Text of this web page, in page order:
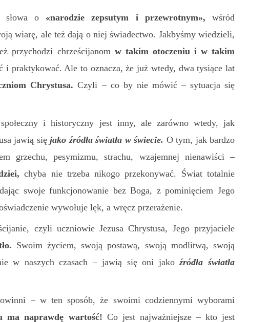
słowa o «narodzie zepsutym i przewrotnym», wśród
wiarę, ale też dają o niej świadectwo. Jakbyśmy wiedzieli,
przychodzi chrześcijanom w takim otoczeniu i w takim
i praktykować. Ale to oznacza, że już wtedy, dwa tysiące lat
Chrystusa.Czyli – co by nie mówić – sytuacja się
społeczny i historyczny jest inny, ale zarówno wtedy, jak
jawią sięjako źródła światła w świecie. O tym, jak bardzo
grzechu, pesymizmu, strachu, wzajemnej nienawiści –
chyba nie trzeba nikogo przekonywać. Świat totalnie
swoje funkcjonowanie bez Boga, z pominięciem Jego
wywołuje lęk, a wręcz przerażenie.
czyli uczniowie Jezusa Chrystusa, Jego przyjaciele
Swoim życiem, swoją postawą, swoją modlitwą, swoją
w naszych czasach – jawią się oni jakoźródła światła
– w ten sposób, że swoimi codziennymi wyborami
ma naprawdę wartość! Co jest najważniejsze – kto jest